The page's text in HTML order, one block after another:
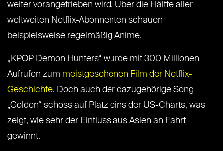
weiter vorangetrieben wird. Über die Hälfte aller
weltweiten Netflix-Abonnenten schauen
beispielsweise regelmäßig Anime.
„KPOP Demon Hunters“ wurde mit 300 Millionen
Aufrufen zum meistgesehenen Film der Netflix-
Geschichte. Doch auch der dazugehörige Song
„Golden“ schoss auf Platz eins der US-Charts, was
zeigt, wie sehr der Einfluss aus Asien an Fahrt
gewinnt.